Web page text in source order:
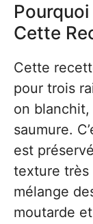
Cette
Cette
pour trois
on
saumure.
est
texture très
mélange
moutarde